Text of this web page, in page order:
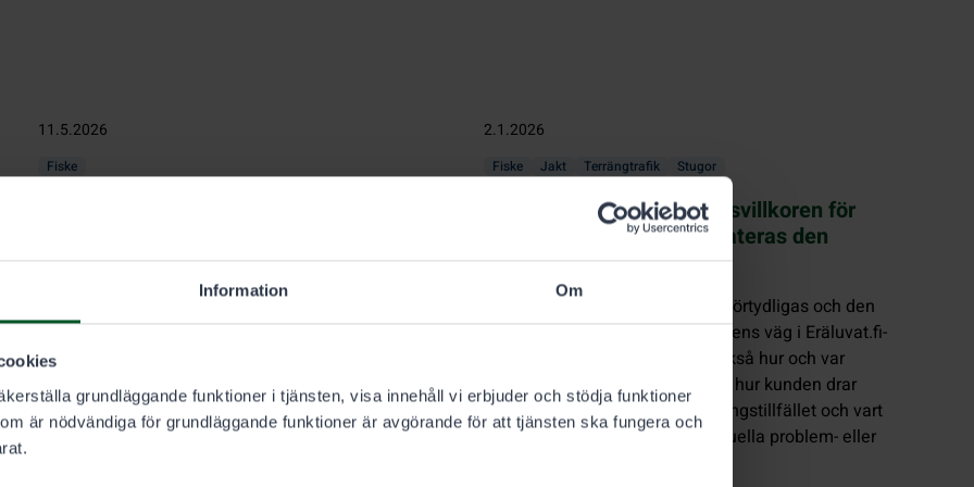
Information Om
grundläggande funktioner i tjänsten, visa innehåll vi erbjuder och stödja funktioner
är nödvändiga för grundläggande funktioner är avgörande för att tjänsten ska fungera och
11.5.2026
Fiske
Vid årsskiftet delades fem stora spöfiskeområden
omgränsades tillståndsområdena för fiske med
övriga redskap.
2.1.2026
Fiske Jakt Terrängtrafik Stugor
Förvärvs- och annulleringsvillkoren för
Eräluvat.fi-tjänsten uppdateras den
2.1.2026
Textformuleringarna i villkoren förtydligas och den
nya strukturen följer bättre kundens väg i Eräluvat.fi-
tjänsten. Villkoren preciserar också hur och var
kunden kan göra en beställning, hur kunden drar
nytta av inloggning vid beställningstillfället och vart
kunden ska vända sig vid eventuella problem- eller